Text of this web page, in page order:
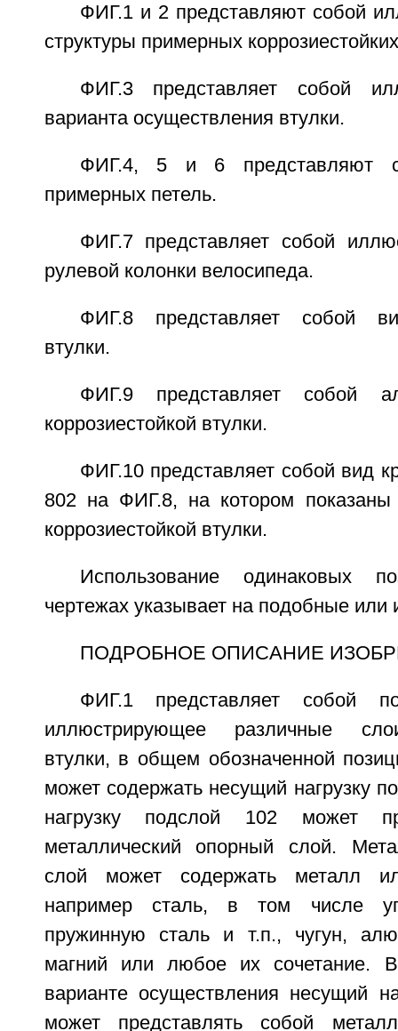
ФИГ.1 и 2 представляют собой
структуры примерных
ФИГ.3 представляет собой
варианта осуществления втулки.
ФИГ.4, 5 и 6 представляют
примерных петель.
ФИГ.7 представляет собой
рулевой колонки велосипеда.
ФИГ.8 представляет собой
втулки.
ФИГ.9 представляет собой
коррозиестойкой втулки.
ФИГ.10 представляет собой вид
802 на ФИГ.8, на котором показаны
коррозиестойкой втулки.
Использование одинаковых
чертежах указывает на подобные или
ПОДРОБНОЕ ОПИСАНИЕ
ФИГ.1 представляет собой
иллюстрирующее различные
втулки, в общем обозначенной
может содержать несущий нагрузку
нагрузку подслой 102 может
металлический опорный слой.
слой может содержать металл
например сталь, в том числе
пружинную сталь и т.п., чугун,
магний или любое их сочетание.
варианте осуществления несущий
может представлять собой